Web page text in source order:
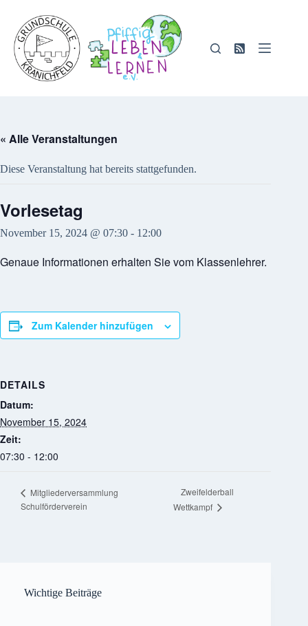
springen
« Alle Veranstaltungen
Diese Veranstaltung hat bereits stattgefunden.
Vorlesetag
November 15, 2024 @ 07:30 - 12:00
Genaue Informationen erhalten Sie vom Klassenlehrer.
Zum Kalender hinzufügen
DETAILS
Datum:
November 15, 2024
Zeit:
07:30 - 12:00
Mitgliederversammlung
Schulförderverein
Zweifelderball
Wettkampf
Wichtige Beiträge